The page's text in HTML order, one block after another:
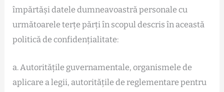
împărtăși datele dumneavoastră personale cu
următoarele terțe părți în scopul descris în această
politică de confidențialitate:
a. Autoritățile guvernamentale, organismele de
aplicare a legii, autoritățile de reglementare pentru